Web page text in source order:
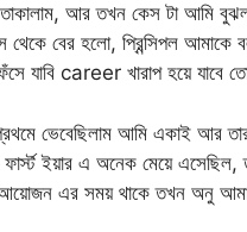
আর তখন কেস টা আমি
থেকে বের হলো, প্রিন্সিপল আমাকে
যাবি career খারাপ হয়ে যাবে
ভেবেছিলাম আমি একাই
ইয়ার এ অনেক মেয়ে
এর সময় থাকে তখন অনু